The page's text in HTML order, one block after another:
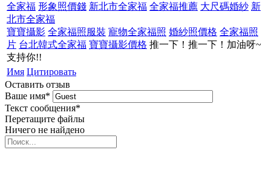
全家福 形象照價錢 新北市全家福 全家福推薦 大尺碼婚紗 新
北市全家福
寶寶攝影 全家福照服裝 寵物全家福照 婚紗照價格 全家福照
片 台北韓式全家福 寶寶攝影價格 推一下！推一下！加油呀~
支持你!!
Имя Цитировать
Оставить отзыв
Ваше имя*
Текст сообщения*
Перетащите файлы
Ничего не найдено